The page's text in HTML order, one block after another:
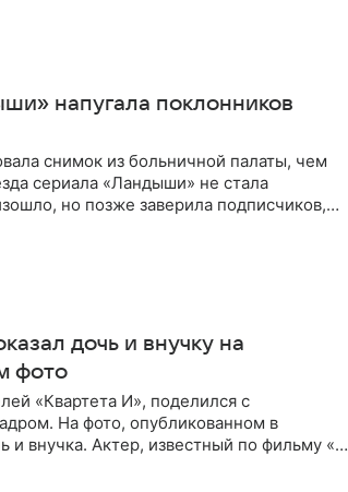
напугала поклонников
снимок из больничной палаты, чем
сериала «Ландыши» не стала
но позже заверила подписчиков,
дочь и внучку на
фото
«Квартета И», поделился с
На фото, опубликованном в
и внучка. Актер, известный по фильму «О